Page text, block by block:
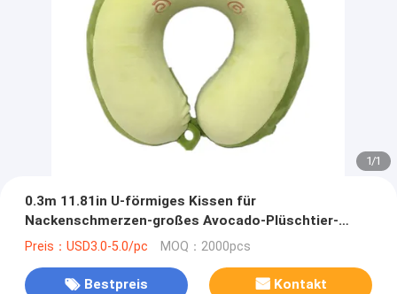
1/1
0.3m 11.81in U-förmiges Kissen für
Nackenschmerzen-großes Avocado-Plüschtier-
Freundin-Geschenk
Preis：USD3.0-5.0/pc MOQ：2000pcs
Bestpreis Kontakt